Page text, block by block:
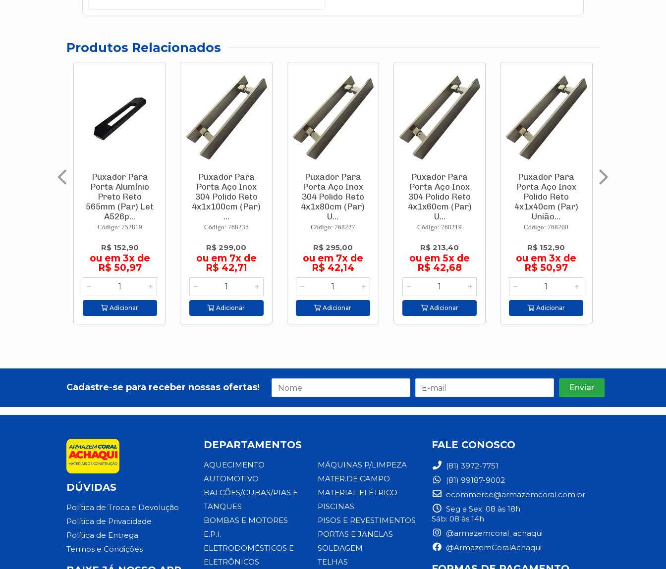
Produtos Relacionados
Puxador Para
Porta Alumínio
Preto Reto
565mm (Par) Let
A526p...
Código: 752819
R$ 152,90
ou em 3x de
R$ 50,97
Adicionar
Puxador Para
Porta Aço Inox
304 Polido Reto
4x1x100cm (Par)
...
Código: 768235
R$ 299,00
ou em 7x de
R$ 42,71
Adicionar
Puxador Para
Porta Aço Inox
304 Polido Reto
4x1x80cm (Par)
U...
Código: 768227
R$ 295,00
ou em 7x de
R$ 42,14
Adicionar
Puxador Para
Porta Aço Inox
304 Polido Reto
4x1x60cm (Par)
U...
Código: 768219
R$ 213,40
ou em 5x de
R$ 42,68
Adicionar
Puxador Para
Porta Aço Inox
Polido Reto
4x1x40cm (Par)
União...
Código: 768200
R$ 152,90
ou em 3x de
R$ 50,97
Adicionar
Cadastre-se para receber nossas ofertas!
DÚVIDAS
Política de Troca e Devolução
Política de Privacidade
Política de Entrega
Termos e Condições
DEPARTAMENTOS
AQUECIMENTO
AUTOMOTIVO
BALCÕES/CUBAS/PIAS E
TANQUES
BOMBAS E MOTORES
E.P.I.
ELETRODOMÉSTICOS E
ELETRÔNICOS
MÁQUINAS P/LIMPEZA
MATER.DE CAMPO
MATERIAL ELÉTRICO
PISCINAS
PISOS E REVESTIMENTOS
PORTAS E JANELAS
SOLDAGEM
TELHAS
FALE CONOSCO
(81) 3972-7751
(81) 99187-9002
ecommerce@armazemcoral.com.br
Seg a Sex: 08 às 18h
Sáb: 08 às 14h
@armazemcoral_achaqui
@ArmazemCoralAchaqui